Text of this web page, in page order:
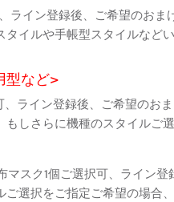
ライン登録後、ご希望のお
イルや手帳型スタイルな
型など>
ライン登録後、ご希望のお
しさらに機種のスタイル
スク1個ご選択可、ライ
選択をご指定ご希望の場合